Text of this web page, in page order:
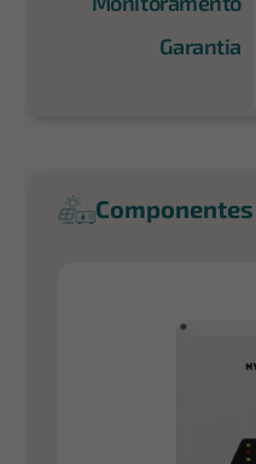
Garantia